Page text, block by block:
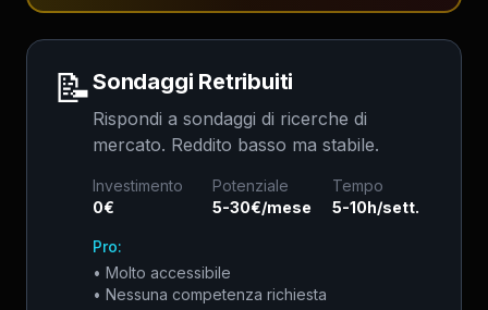
📝Sondaggi Retribuiti
Rispondi a sondaggi di ricerche di
mercato. Reddito basso ma stabile.
Investimento
0€
Potenziale
5-30€/mese
Tempo
5-10h/sett.
Pro:
• Molto accessibile
• Nessuna competenza richiesta